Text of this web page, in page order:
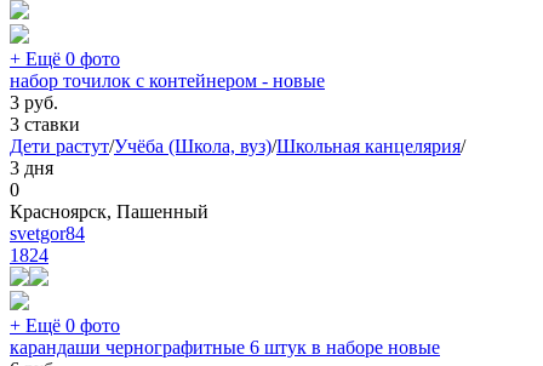
+ Ещё 0 фото
набор точилок с контейнером - новые
3 руб.
3 ставки
Дети растут/Учёба (Школа, вуз)/Школьная канцелярия/
3 дня
0
Красноярск, Пашенный
svetgor84
1824
+ Ещё 0 фото
карандаши чернографитные 6 штук в наборе новые